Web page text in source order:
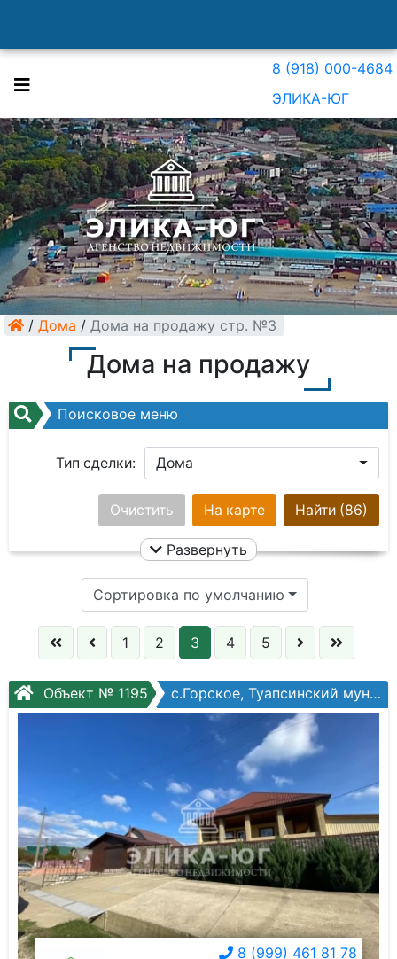
8 (918) 000-4684
ЭЛИКА-ЮГ
/ Дома / Дома на продажу стр. №3
Дома на продажу
Поисковое меню
Тип сделки: Дома
Город: Ничего не выбрано
Сотки:
Район: Ничего не выбрано
Цена:
Улица: Ничего не выбрано
Найти (86)
На карте
Очистить
Развернуть
Сортировка по умолчанию
1 2 3 4 5
Объект № 1195 с.Горское, Туапсинский муниципальный округ, Центральная ул.
8 (999) 461 81 78